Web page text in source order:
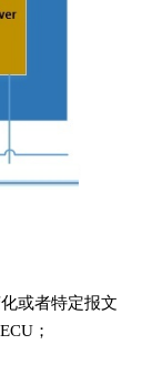
或者特定报文
；